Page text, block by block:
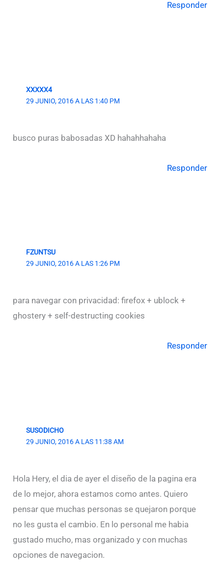
Responder
XXXXX4
29 JUNIO, 2016 A LAS 1:40 PM
busco puras babosadas XD hahahhahaha
Responder
FZUNTSU
29 JUNIO, 2016 A LAS 1:26 PM
para navegar con privacidad: firefox + ublock +
ghostery + self-destructing cookies
Responder
SUSODICHO
29 JUNIO, 2016 A LAS 11:38 AM
Hola Hery, el dia de ayer el diseño de la pagina era
de lo mejor, ahora estamos como antes. Quiero
pensar que muchas personas se quejaron porque
no les gusta el cambio. En lo personal me habia
gustado mucho, mas organizado y con muchas
opciones de navegacion.